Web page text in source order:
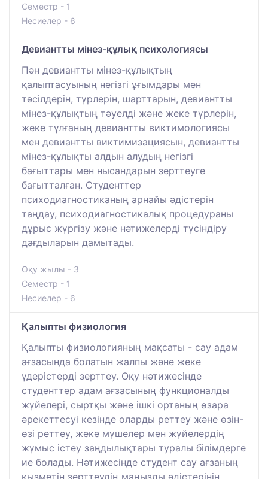
Семестр - 1
Несиелер - 6
Девиантты мінез-құлық психологиясы
Пән девиантты мінез-құлықтың
қалыптасуының негізгі ұғымдары мен
тәсілдерін, түрлерін, шарттарын, девиантты
мінез-құлықтың тәуелді және жеке түрлерін,
жеке тұлғаның девиантты виктимологиясы
мен девиантты виктимизациясын, девиантты
мінез-құлықты алдын алудың негізгі
бағыттары мен нысандарын зерттеуге
бағытталған. Студенттер
психодиагностиканың арнайы әдістерін
таңдау, психодиагностикалық процедураны
дұрыс жүргізу және нәтижелерді түсіндіру
дағдыларын дамытады.
Оқу жылы - 3
Семестр - 1
Несиелер - 6
Қалыпты физиология
Қалыпты физиологияның мақсаты - сау адам
ағзасында болатын жалпы және жеке
үдерістерді зерттеу. Оқу нәтижесінде
студенттер адам ағзасының функционалды
жүйелері, сыртқы және ішкі ортаның өзара
әрекеттесуі кезінде оларды реттеу және өзін-
өзі реттеу, жеке мүшелер мен жүйелердің
жұмыс істеу заңдылықтары туралы білімдерге
ие болады. Нәтижесінде студент сау ағзаның
қызметін зерттеудің маңызды әдістерінің